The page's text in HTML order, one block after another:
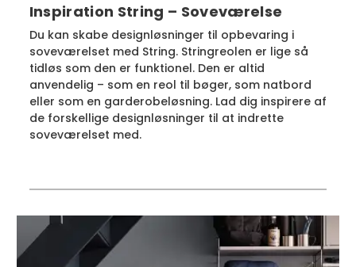
Inspiration String – Soveværelse
Du kan skabe designløsninger til opbevaring i
soveværelset med String. Stringreolen er lige så
tidløs som den er funktionel. Den er altid
anvendelig – som en reol til bøger, som natbord
eller som en garderobeløsning. Lad dig inspirere af
de forskellige designløsninger til at indrette
soveværelset med.